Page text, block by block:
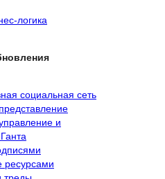
логика
социальная сеть
и
ресурсами